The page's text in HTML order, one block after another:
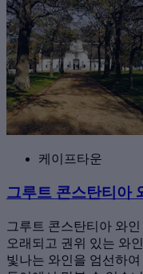
케이프타운
그루트 콘스탄티아
그루트 콘스탄티아 와
오래되고 권위 있는 와
빛나는 와인을 엄선하